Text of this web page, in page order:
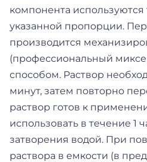
компонента
указанной пропорции.
производится
(профессиональный
способом. Раствор
минут, затем повторно
раствор готов к
использовать в течение 1
затворения водой. При
раствора в емкости (в